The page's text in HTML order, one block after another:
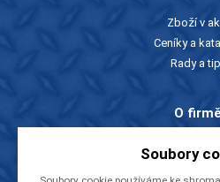
Zboží v
Ceníky a
Rady a
O
Kontakty
Soubory